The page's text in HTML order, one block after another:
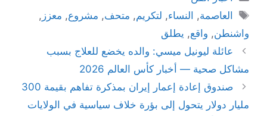
الوسوم
العاصمة, النساء, لتكريم, متحف, مشروع, معزز ,
واشنطن, واقع, يطلق
عائلة ليونيل ميسي: والده يخضع للعلاج بسبب
مشاكل صحية — أخبار كأس العالم 2026
صندوق إعادة إعمار إيران بمذكرة تفاهم بقيمة 300
مليار دولار يتحول إلى بؤرة خلاف سياسية في الولايات